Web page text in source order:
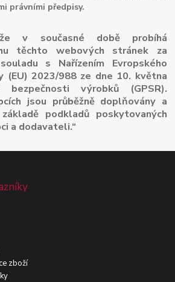
právními předpisy.
že v současné době probíhá
těchto webových stránek za
s Nařízením Evropského
(EU) 2023/988 ze dne 10. května
výrobků (GPSR).
jsou průběžně doplňovány a
podkladů poskytovaných
a dodavateli.“
zboží